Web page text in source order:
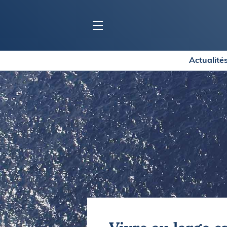
BLOC MARINE
Ports
Carnets de voyage
Dossiers de la rédaction
Collection Bloc Marine
Application Bloc Marine
Règlementation
BATEAUX